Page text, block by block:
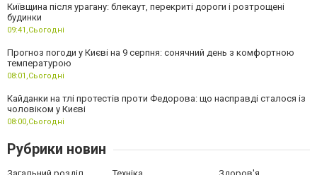
Київщина після урагану: блекаут, перекриті дороги і розтрощені
будинки
09:41, Сьогодні
Прогноз погоди у Києві на 9 серпня: сонячний день з комфортною
температурою
08:01, Сьогодні
Кайданки на тлі протестів проти Федорова: що насправді сталося із
чоловіком у Києві
08:00, Сьогодні
Рубрики новин